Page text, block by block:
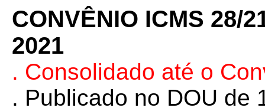
CONVÊNIO ICMS 28/
2021
. Consolidado até o
. Publicado no DOU de